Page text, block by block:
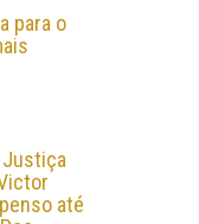
para o
Justiça
até